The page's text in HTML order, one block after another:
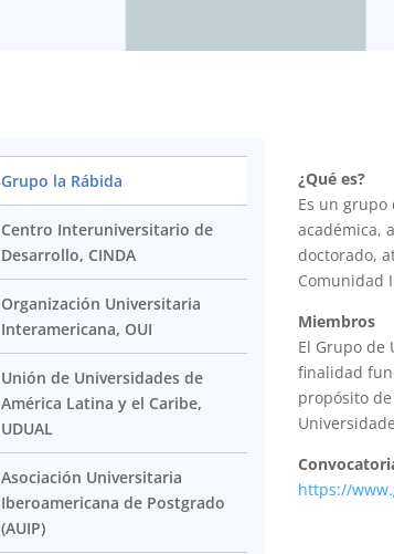
Grupo la Rábida
Centro Interuniversitario de
Desarrollo, CINDA
Organización Universitaria
Interamericana, OUI
Unión de Universidades de
América Latina y el Caribe,
UDUAL
Asociación Universitaria
Iberoamericana de Postgrado
(AUIP)
¿Qué es?
Es un
académica,
doctorado,
Comunidad
Miembros
El Grupo de
finalidad
propósito
https://